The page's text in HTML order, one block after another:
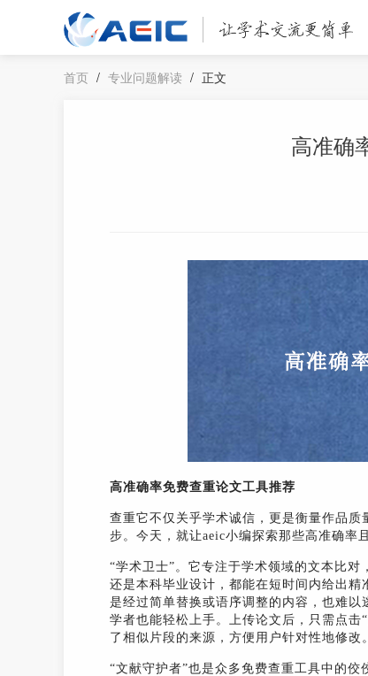
首页 / 专业问题解读 / 正文
高准确
高准确率免费查重论文工具推荐
查重它不仅关乎学术诚信，更是衡量作品
步。今天，就让aeic小编探索那些高准确率
“学术卫士”。它专注于学术领域的文本比对
还是本科毕业设计，都能在短时间内给出
是经过简单替换或语序调整的内容，也难以
学者也能轻松上手。上传论文后，只需点
了相似片段的来源，方便用户针对性地修改。
“文献守护者”也是众多免费查重工具中的